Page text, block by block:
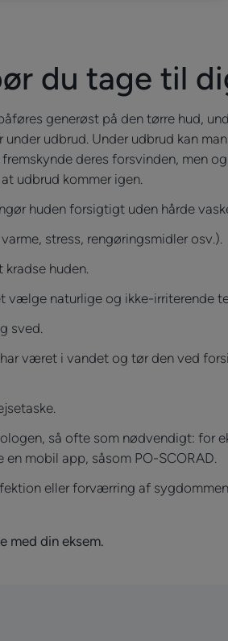
du tage til
generøst på den tørre hud,
udbrud. Under udbrud kan
deres forsvinden, men
udbrud kommer igen.
huden forsigtigt uden hårde
stress, rengøringsmidler osv.).
huden.
vælge naturlige og ikke-irriterende
sved.
været i vandet og tør den ved
så ofte som nødvendigt: for
mobil app, såsom PO-SCORAD.
eller forværring af
med din eksem.